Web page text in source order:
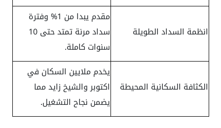
انظمة السداد الطويلة
مقدم يبدا من 1% وفترة
سداد مرنة تمتد حتى 10
سنوات كاملة.
الكثافة السكانية المحيطة
يخدم ملايين السكان في
اكتوبر والشيخ زايد مما
يضمن نجاح التشغيل.